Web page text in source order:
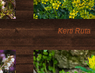
Kerti Ruta